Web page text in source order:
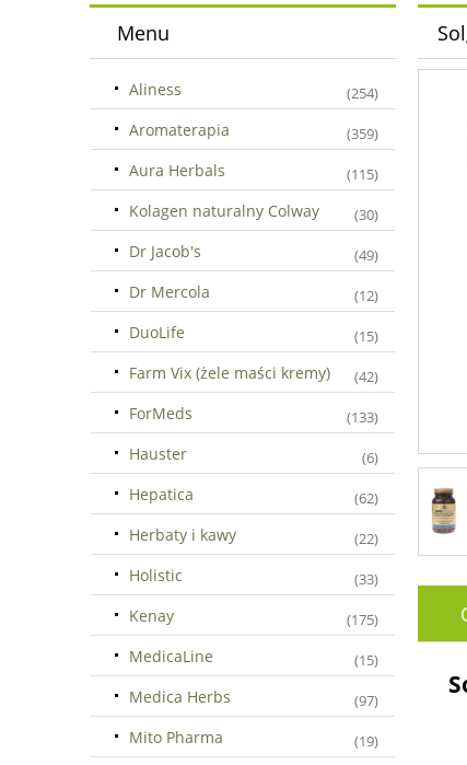
Menu
Aliness (254)
Aromaterapia (359)
Aura Herbals (115)
Kolagen naturalny Colway (30)
Dr Jacob's (49)
Dr Mercola (12)
DuoLife (15)
Farm Vix (żele maści kremy) (42)
ForMeds (133)
Hauster (6)
Hepatica (62)
Herbaty i kawy (22)
Holistic (33)
Kenay (175)
MedicaLine (15)
Medica Herbs (97)
Mito Pharma (19)